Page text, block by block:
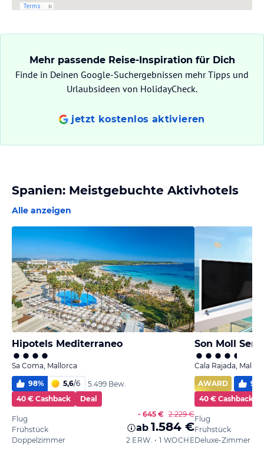
Mehr passende Reise-Inspiration für Dich
Finde in Deinen Google-Suchergebnissen mehr Tipps und
Urlaubsideen von HolidayCheck.
jetzt kostenlos aktivieren
Spanien: Meistgebuchte Aktivhotels
Alle anzeigen
Hipotels Mediterraneo
Sa Coma, Mallorca
98% 5,6/6
5.499 Bew.
40 € Cashback
Deal
Flug
Frühstück
Doppelzimmer
- 645 € 2.229 €
ab 1.584 €
2 ERW. • 1 WOCHE
Son Moll
Cala Rajada,
AWARD
99
40 € Cashback
Flug
Frühstück